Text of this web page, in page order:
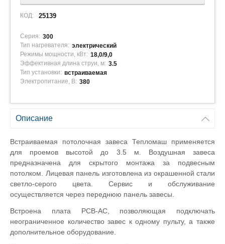
КОД: 25139
Серия: 300
Тип нагревателя: электрический
Режимы мощности, кВт: 18,0/9,0
Эффективная длина струи, м: 3.5
Тип установки: встраиваемая
Электропитание, В: 380
Описание
Встраиваемая потолочная завеса Тепломаш применяется
для проемов высотой до 3.5 м. Воздушная завеса
предназначена для скрытого монтажа за подвесным
потолком. Лицевая панель изготовлена из окрашенной стали
светло-серого цвета. Сервис и обслуживание
осуществляется через переднюю панель завесы.
Встроена плата PCB-AC, позволяющая подключать
неограниченное количество завес к одному пульту, а также
дополнительное оборудование.